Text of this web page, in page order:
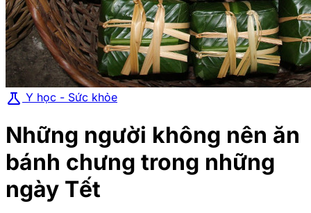
science Y học - Sức khỏe
Những người không nên ăn
bánh chưng trong những
ngày Tết